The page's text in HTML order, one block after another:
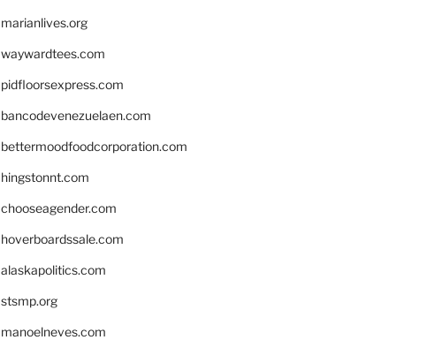
marianlives.org
waywardtees.com
pidfloorsexpress.com
bancodevenezuelaen.com
bettermoodfoodcorporation.com
hingstonnt.com
chooseagender.com
hoverboardssale.com
alaskapolitics.com
stsmp.org
manoelneves.com